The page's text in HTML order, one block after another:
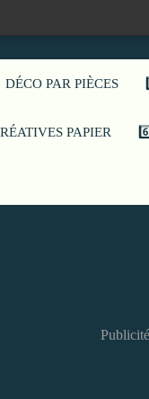
DÉCO PAR PIÈCES
PAPIER
Publicité